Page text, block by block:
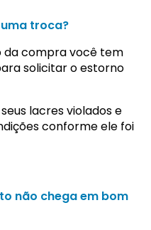
troca?
da compra você tem
solicitar o estorno
lacres violados e
conforme ele foi
não chega em bom